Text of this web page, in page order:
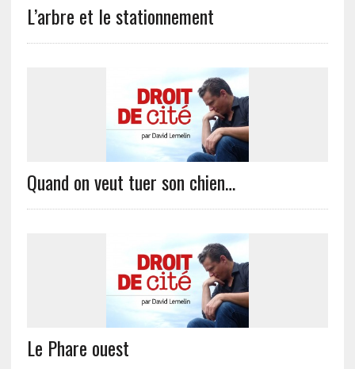
L’arbre et le stationnement
Quand on veut tuer son chien…
Le Phare ouest